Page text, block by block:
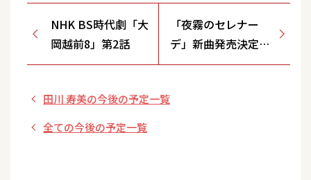
NHK BS時代劇「大
岡越前8」第2話
「夜霧のセレナー
デ」新曲発売決定記
念キャンペーン＆ミ
越谷 2F 特設ステー
田川 寿美の今後の予定一覧
全ての今後の予定一覧